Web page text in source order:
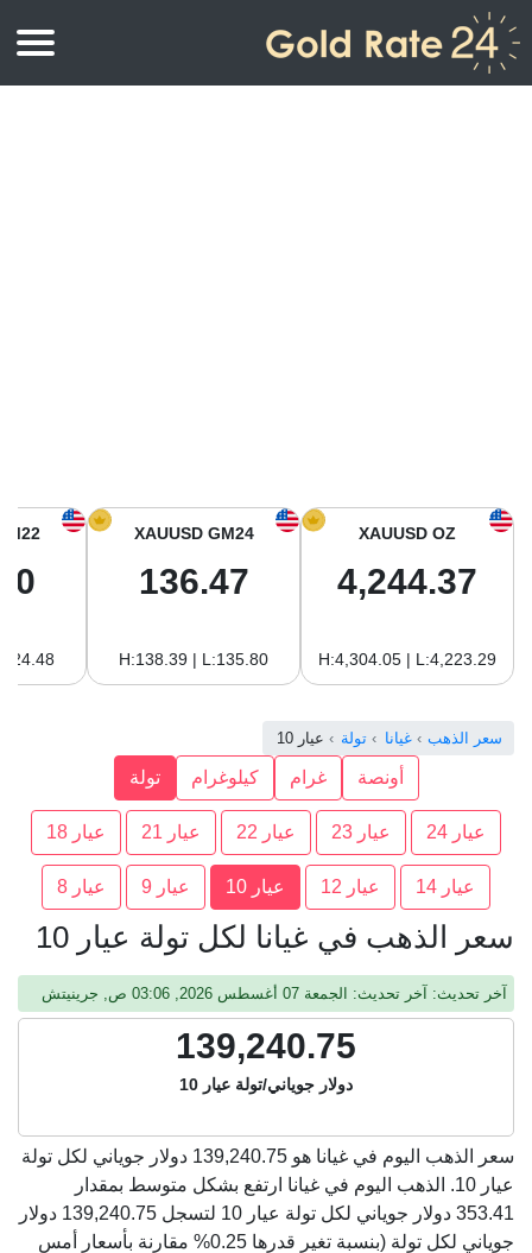
أسعار الذهب في أمريكا الجنوبية
XAUUSD OZ
4,244.37
H:4,304.05 | L:4,223.29
XAUUSD GM24
136.47
H:138.39 | L:135.80
سعر الذهب غيانا تولة عيار 10
أونصة غرام كيلوغرام تولة
عيار 24 عيار 23 عيار 22 عيار 21 عيار 18
عيار 14 عيار 12 عيار 10 عيار 9 عيار 8
سعر الذهب في غيانا لكل تولة عيار 10
آخر تحديث: آخر تحديث: الجمعة 07 أغسطس 2026, 03:06 ص, جرينيتش
139,240.75
دولار جوياني/تولة عيار 10
سعر الذهب اليوم في غيانا هو 139,240.75 دولار جوياني لكل تولة
عيار 10. الذهب اليوم في غيانا ارتفع بشكل متوسط بمقدار
353.41 دولار جوياني لكل تولة عيار 10 لتسجل 139,240.75 دولار
جوياني لكل تولة (بنسبة تغير قدرها 0.25% مقارنة بأسعار أمس